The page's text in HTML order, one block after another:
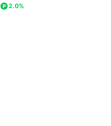
2.0%